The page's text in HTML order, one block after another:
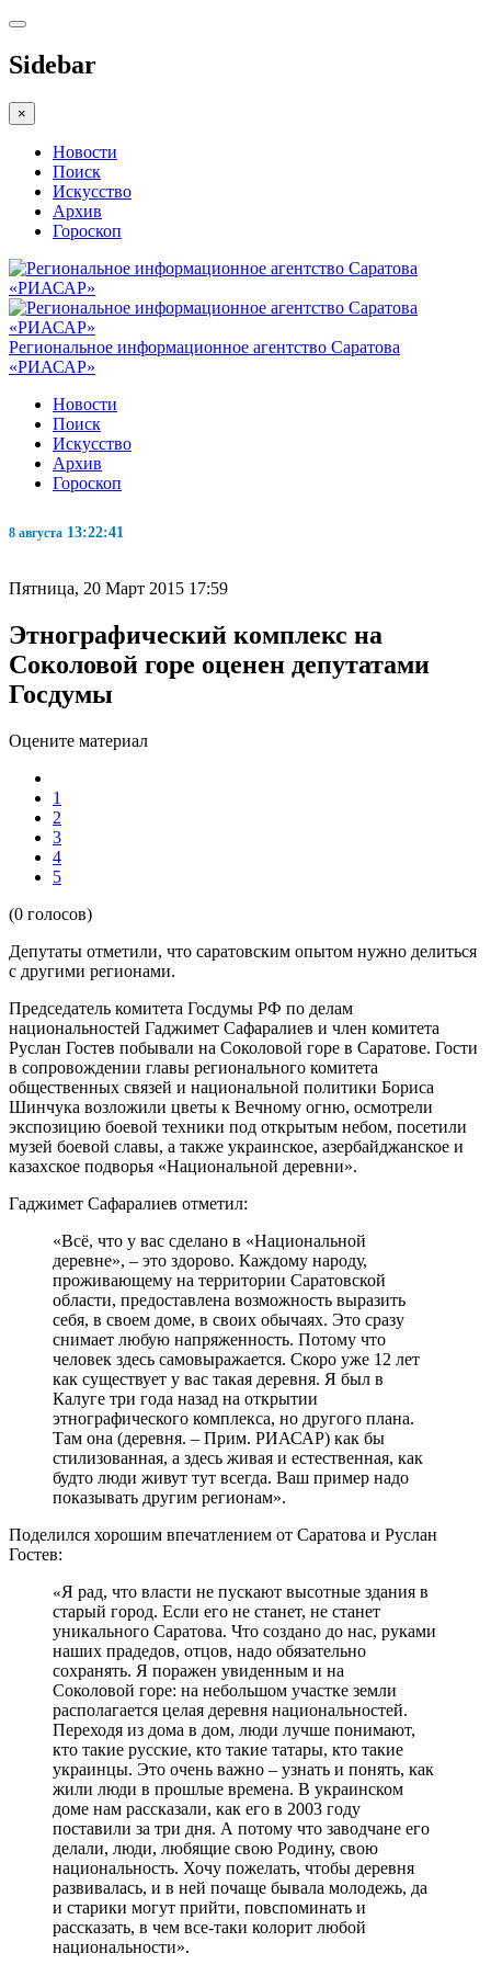
Sidebar
×
Новости
Поиск
Искусство
Архив
Гороскоп
Региональное информационное агентство Саратова
«РИАСАР»
Новости
Поиск
Искусство
Архив
Гороскоп
8 августа 13:22:42
Пятница, 20 Март 2015 17:59
Этнографический комплекс на
Соколовой горе оценен депутатами
Госдумы
Оцените материал
1
2
3
4
5
(0 голосов)
Депутаты отметили, что саратовским опытом нужно делиться
с другими регионами.
Председатель комитета Госдумы РФ по делам
национальностей Гаджимет Сафаралиев и член комитета
Руслан Гостев побывали на Соколовой горе в Саратове. Гости
в сопровождении главы регионального комитета
общественных связей и национальной политики Бориса
Шинчука возложили цветы к Вечному огню, осмотрели
экспозицию боевой техники под открытым небом, посетили
музей боевой славы, а также украинское, азербайджанское и
казахское подворья «Национальной деревни».
Гаджимет Сафаралиев отметил:
«Всё, что у вас сделано в «Национальной
деревне», – это здорово. Каждому народу,
проживающему на территории Саратовской
области, предоставлена возможность выразить
себя, в своем доме, в своих обычаях. Это сразу
снимает любую напряженность. Потому что
человек здесь самовыражается. Скоро уже 12 лет
как существует у вас такая деревня. Я был в
Калуге три года назад на открытии
этнографического комплекса, но другого плана.
Там она (деревня. – Прим. РИАСАР) как бы
стилизованная, а здесь живая и естественная, как
будто люди живут тут всегда. Ваш пример надо
показывать другим регионам».
Поделился хорошим впечатлением от Саратова и Руслан
Гостев:
«Я рад, что власти не пускают высотные здания в
старый город. Если его не станет, не станет
уникального Саратова. Что создано до нас, руками
наших прадедов, отцов, надо обязательно
сохранять. Я поражен увиденным и на
Соколовой горе: на небольшом участке земли
располагается целая деревня национальностей.
Переходя из дома в дом, люди лучше понимают,
кто такие русские, кто такие татары, кто такие
украинцы. Это очень важно – узнать и понять, как
жили люди в прошлые времена. В украинском
доме нам рассказали, как его в 2003 году
поставили за три дня. А потому что заводчане его
делали, люди, любящие свою Родину, свою
национальность. Хочу пожелать, чтобы деревня
развивалась, и в ней почаще бывала молодежь, да
и старики могут прийти, повспоминать и
рассказать, в чем все-таки колорит любой
национальности».